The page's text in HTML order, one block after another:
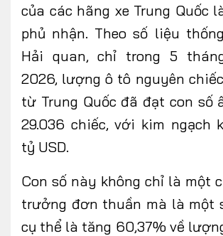
của các hãng xe Trung Quốc
phủ nhận. Theo số liệu
Hải quan, chỉ trong 5
2026, lượng ô tô nguyên
từ Trung Quốc đã đạt con số
29.036 chiếc, với kim ngạch
tỷ USD.
Con số này không chỉ là một
trưởng đơn thuần mà là một
cụ thể là tăng 60,37% về